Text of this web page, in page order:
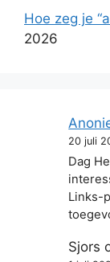
Hoe zeg je
2026
20 juli
Dag
Links-
Sjors